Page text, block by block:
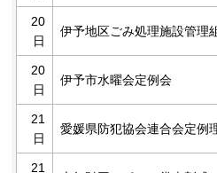
20
日
伊予地区ごみ処理施設管理
20
日
伊予市水曜会定例会
21
日
愛媛県防犯協会連合会定例
21